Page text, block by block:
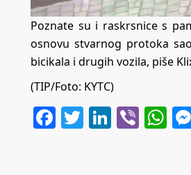
Poznate su i raskrsnice s
osnovu stvarnog protoka
bicikala i drugih vozila, piše
(TIP/Foto: KYTC)
Facebook
Twitter